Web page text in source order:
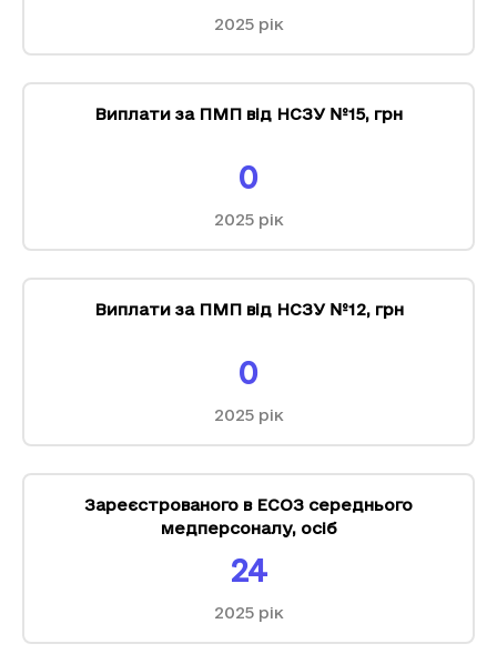
2025рік
Виплати за ПМП від НСЗУ №15, грн
0
2025рік
Виплати за ПМП від НСЗУ №12, грн
0
2025рік
Зареєстрованого в ЕСОЗ середнього
медперсоналу, осіб
24
2025рік